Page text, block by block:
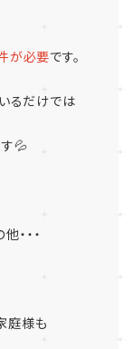
が必要です。
るだけでは
💦
・・・
庭様も